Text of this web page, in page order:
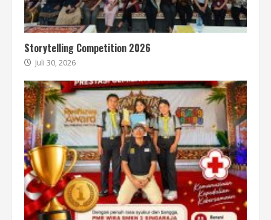
Storytelling Competition 2026
Juli 30, 2026